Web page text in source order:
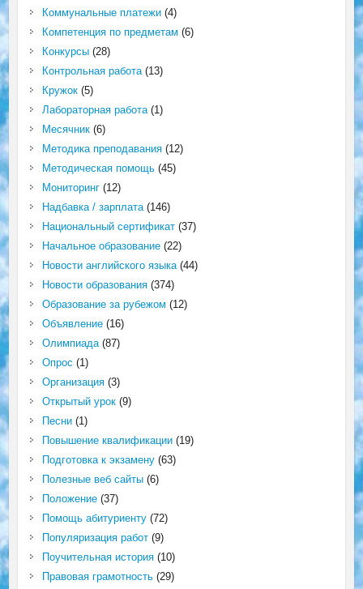
Коммунальные платежи(4)
Компетенция по предметам (6)
Конкурсы(28)
Контрольная работа(13)
Кружок(5)
Лабораторная работа(1)
Месячник(6)
Методика преподавания(12)
Методическая помощь(45)
Мониторинг(12)
Надбавка / зарплата(146)
Национальный сертификат(37)
Начальное образование(22)
Новости английского языка(44)
Новости образования(374)
Образование за рубежом (12)
Объявление(16)
Олимпиада(87)
Опрос (1)
Организация(3)
Открытый урок(9)
Песни(1)
Повышение квалификации(19)
Подготовка к экзамену(63)
Полезные веб сайты(6)
Положение(37)
Помощь абитуриенту(72)
Популяризация работ(9)
Поучительная история(10)
Правовая грамотность(29)